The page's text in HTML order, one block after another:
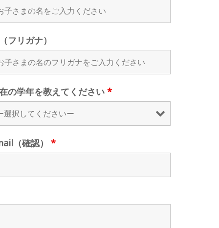
フリガナ）
の学年を教えてください*
（確認）*